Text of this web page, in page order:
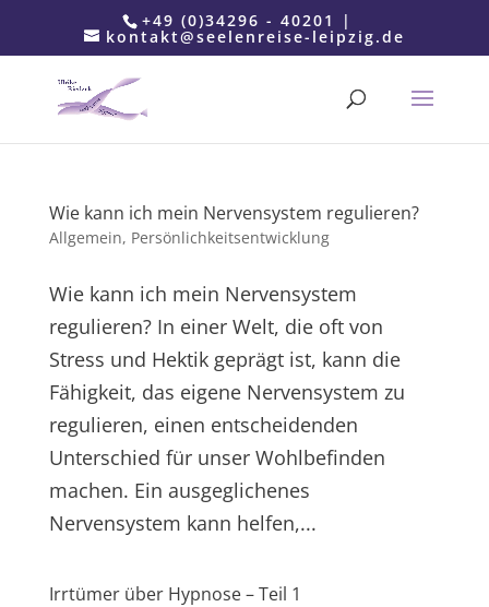
+49 (0)34296 - 40201 |
kontakt@seelenreise-leipzig.de
Wie kann ich mein Nervensystem regulieren?
Allgemein, Persönlichkeitsentwicklung
Wie kann ich mein Nervensystem
regulieren? In einer Welt, die oft von
Stress und Hektik geprägt ist, kann die
Fähigkeit, das eigene Nervensystem zu
regulieren, einen entscheidenden
Unterschied für unser Wohlbefinden
machen. Ein ausgeglichenes
Nervensystem kann helfen,...
Irrtümer über Hypnose – Teil 1